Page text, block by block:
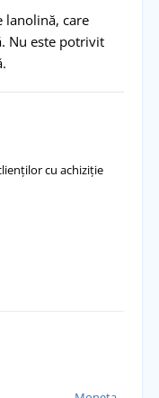
lanolină, care
Nu este potrivit
cu achiziție